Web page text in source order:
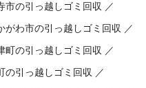
市の引っ越しゴミ回収
がわ市の引っ越しゴミ回収
町の引っ越しゴミ回収
の引っ越しゴミ回収